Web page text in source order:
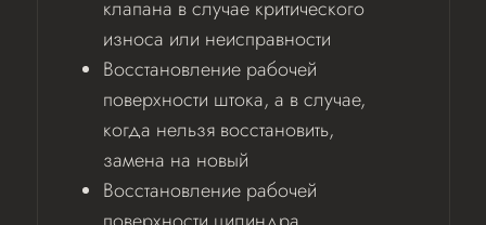
клапана в случае критического
износа или неисправности
Восстановление рабочей
поверхности штока, а в случае,
когда нельзя восстановить,
замена на новый
Восстановление рабочей